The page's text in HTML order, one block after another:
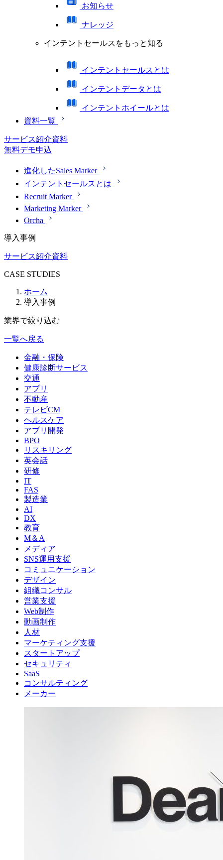
お知らせ
ナレッジ
インテントセールスをもっと知る
インテントセールスとは
インテントデータとは
インテントホイールとは
資料一覧
サービス紹介資料
無料デモ申込
進化したSales Marker
インテントセールスとは
Recruit Marker
Marketing Marker
Orcha
導入事例
サービス紹介資料
CASE STUDIES
ホーム
導入事例
業界で絞り込む
一覧へ戻る
金融・保険
健康診断サービス
交通
アプリ
不動産
テレビCM
ヘルスケア
アプリ開発
BPO
リスキリング
英会話
研修
IT
FAS
製造業
AI
DX
教育
M＆A
メディア
SNS運用支援
コミュニケーション
デザイン
組織コンサル
営業支援
Web制作
動画制作
人材
マーケティング支援
スタートアップ
セキュリティ
SaaS
コンサルティング
メーカー